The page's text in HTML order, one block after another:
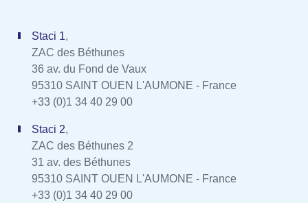
Staci 1,
ZAC des Béthunes
36 av. du Fond de Vaux
95310 SAINT OUEN L'AUMONE - France
+33 (0)1 34 40 29 00
Staci 2,
ZAC des Béthunes 2
31 av. des Béthunes
95310 SAINT OUEN L'AUMONE - France
+33 (0)1 34 40 29 00